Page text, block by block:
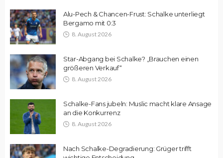
Alu-Pech & Chancen-Frust: Schalke unterliegt
Bergamo mit 0:3
8. August 2026
Star-Abgang bei Schalke? „Brauchen einen
größeren Verkauf“
8. August 2026
Schalke-Fans jubeln: Muslic macht klare Ansage
an die Konkurrenz
8. August 2026
Nach Schalke-Degradierung: Grüger trifft